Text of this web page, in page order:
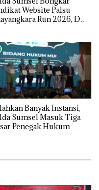
Website Palsu
Run 2026, Dua
Banyak Instansi,
Sumsel Masuk Tiga
Penegak Hukum